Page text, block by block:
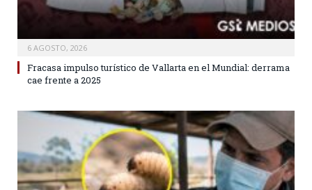
6 AGOSTO, 2026
Fracasa impulso turístico de Vallarta en el Mundial: derrama
cae frente a 2025